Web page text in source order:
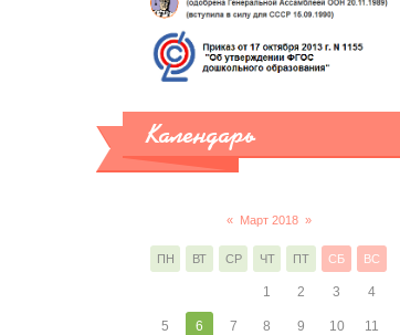
Календарь
« Март 2018 »
ПН ВТ СР ЧТ ПТ СБ ВС
1 2 3 4
5 6 7 8 9 10 11